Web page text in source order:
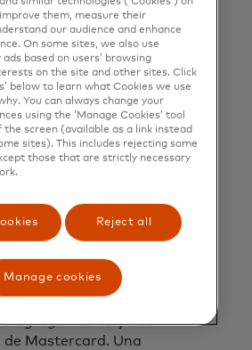
ayuda de nuestros
a nuestros
fácil, segura y
seguimos
para fortalecer el
digitales del país a
innovadoras que
y más opciones
personas puedan
Mier, Country
en Ecuador.
configurar. En
se abre la
toca el signo + y se
agregar las tarjetas
Mastercard. Una
them, measure their
our audience and enhance
On some sites, we also use
based on users’ browsing
on the site and other sites. Click
below to learn what Cookies we use
You can always change your
using the ‘Manage Cookies’ tool
screen (available as a link instead
sites). This includes rejecting some
those that are strictly necessary
Reject all
Manage cookies